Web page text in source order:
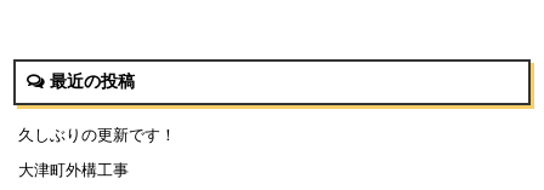
最近の投稿
久しぶりの更新です！
大津町外構工事